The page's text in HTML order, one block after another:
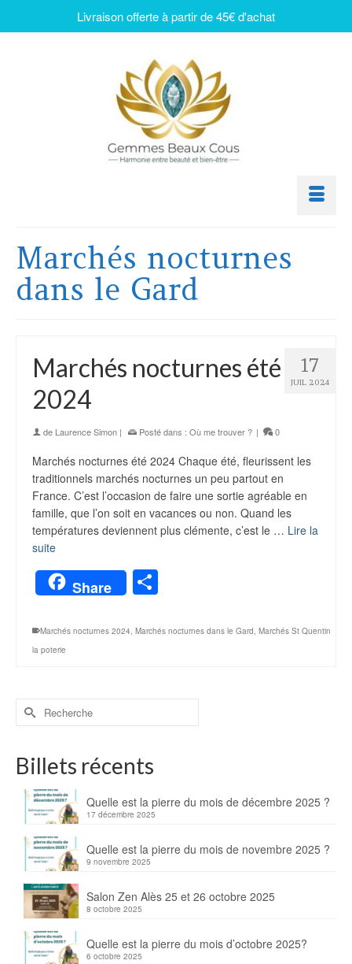
Marchés nocturnes
dans le Gard
17
JUIL 2024
Marchés nocturnes été
2024
de Laurence Simon | Posté dans : Où me trouver ? | 0
Marchés nocturnes été 2024 Chaque été, fleurissent les
traditionnels marchés nocturnes un peu partout en
France. C’est l’occasion de faire une sortie agréable en
famille, que l’on soit en vacances ou non. Quand les
températures deviennent plus clémente, c’est le … Lire la
suite
Share
Marchés nocturnes 2024, Marchés nocturnes dans le Gard, Marchés St Quentin
la poterie
Billets récents
Quelle est la pierre du mois de décembre 2025 ?
17 décembre 2025
Quelle est la pierre du mois de novembre 2025 ?
9 novembre 2025
Salon Zen Alès 25 et 26 octobre 2025
8 octobre 2025
Quelle est la pierre du mois d’octobre 2025?
6 octobre 2025
Livraison offerte à partir de 45€ d'achat